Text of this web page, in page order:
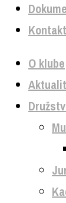
Kontakt
O klube